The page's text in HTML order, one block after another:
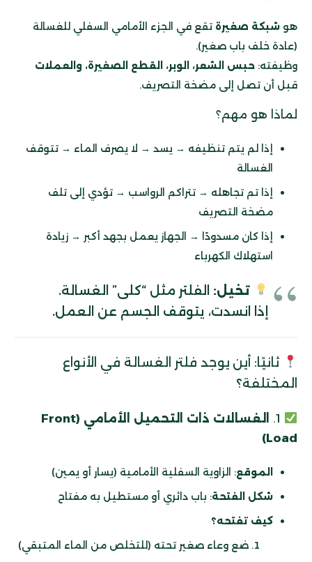
هو شبكة صغيرة تقع في الجزء الأمامي السفلي للغسالة
(عادة خلف باب صغير).
وظيفته: حبس الشعر، الوبر، القطع الصغيرة، والعملات
قبل أن تصل إلى مضخة التصريف.
لماذا هو مهم؟
إذا لم يتم تنظيفه → يسد → لا يصرف الماء → تتوقف
الغسالة
إذا تم تجاهله → تتراكم الرواسب → تؤدي إلى تلف
مضخة التصريف
إذا كان مسدودًا → الجهاز يعمل بجهد أكبر → زيادة
استهلاك الكهرباء
تخيل: الفلتر مثل “كلى” الغسالة.
إذا انسدت، يتوقف الجسم عن العمل.
ثانيًا: أين يوجد فلتر الغسالة في الأنواع
المختلفة؟
الغسالات ذات التحميل الأمامي (Front
Load)
الموقع: الزاوية السفلية الأمامية (يسار أو يمين)
شكل الفتحة: باب دائري أو مستطيل به مفتاح
كيف تفتحه؟
ضع وعاء صغير تحته (للتخلص من الماء المتبقي)